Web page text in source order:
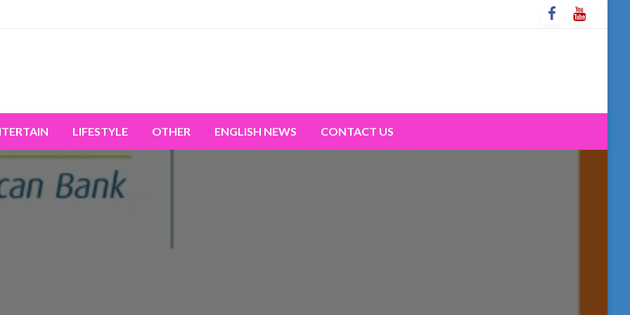
LIFESTYLE OTHER ENGLISH NEWS CONTACT US